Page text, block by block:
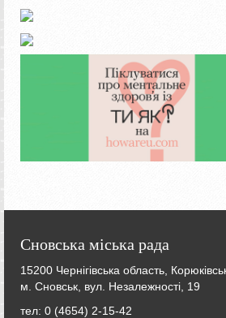
Сновська міська рада
15200 Чернігівська область,
м. Сновськ, вул. Незалежності, 19
тел: 0 (4654) 2-15-42